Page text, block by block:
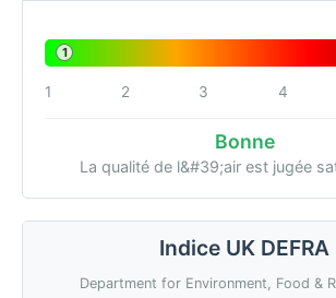
1
1 2 3 4
Bonne
La qualité de l&#39;air est jugée
Indice UK DEFRA
Department for Environment, Food &